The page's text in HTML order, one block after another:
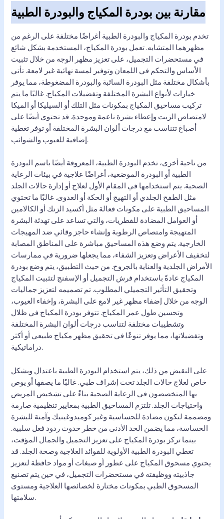
مقارنة بين بودرة المكياج والبودرة الطبية
تخدم بودرة المكياج والبودرة الطبية أغراضًا مختلفة على الرغم من
مظهرهما المتشابه. تعمل بودرة المكياج، المستخدمة بشكل شائع
في مستحضرات التجميل، على تعزيز مظهر الوجه من خلال تثبيت
الأساس والتحكم في اللمعان وتوفير لمسة نهائية غير لامعة. تأتي
بأشكال مختلفة مثل البودرة السائبة والبودرة المضغوطة، مما يوفر
خيارات لأنواع البشرة المختلفة وتفضيلات المكياج. غالبًا ما يتم
تركيب مساحيق المكياج بمكونات مثل التلك أو السيليكا أو الميكا
لامتصاص الزيت وإعطاء بشرة ناعمة وموحدة. قد تحتوي أيضًا على
أصباغ تتناسب مع درجات ألوان البشرة المختلفة أو توفر تغطية
إضافية للعيوب والشوائب.
من ناحية أخرى، تخدم البودرة الطبية، المعروفة أيضًا باسم البودرة
الطبية أو البودرة الموضعية، أغراضًا علاجية في بيئات الرعاية
الصحية. يتم استخدامها في المقام الأول لعلاج أو إدارة حالات الجلد
مثل الطفح الجلدي أو التهيج أو الحكة أو العدوى. غالبًا ما تحتوي
المساحيق الطبية على مكونات فعالة مثل أكسيد الزنك أو الكالامين
أو العوامل المضادة للفطريات، والتي تساعد على تهدئة البشرة
المتهيجة وامتصاص الرطوبة وإنشاء حاجز وقائي ضد المهيجات
الخارجية. يتم وضع هذه المساحيق مباشرة على المناطق المصابة
لتخفيف الأعراض وتعزيز الشفاء، مما يجعلها ضرورية في ممارسات
الأمراض الجلدية والعناية بالجروح. من حيث التطبيق، يتم وضع بودرة
المكياج عادةً باستخدام فرش التجميل أو الإسفنج لتثبيت المكياج
وتحقيق التأثير التجميلي المطلوب. تم تصميمه لتعزيز جماليات
الوجه من خلال إضفاء مظهر غير لامع على البشرة، وإخفاء العيوب،
وتحسين طول عمر المكياج. تتوفر بودرة المكياج في ظلال
وتشطيبات مختلفة لتناسب درجات ألوان البشرة المختلفة
وتفضيلاتها، مما يوفر تنوعًا في تحقيق مظهر مكياج طبيعي أو أكثر
دراماتيكية.
على النقيض من ذلك، يتم استخدام البودرة الطبية باعتدال وبشكل
خاص لعلاج حالات الجلد تحت إشراف طبي. غالبًا ما يصفها أو يوص
بها المتخصصون في الرعاية الصحية بناءً على تشخيص المريض
واحتياجات الجلد. تلتزم المساحيق الطبية بمعايير تنظيمية صارمة
ومصممة لتكون مضادة للحساسية وغير كوميدوغينيك وآمنة للبشرة
الحساسة، مما يضمن الحد الأدنى من خطر حدوث ردود فعل سلبية.
بينما تركز بودرة المكياج على تعزيز التجميل والجمال المؤقت،
تعطي البودرة الطبية الأولوية للفوائد العلاجية وصحة الجلد. قد
يحتوي مسحوق المكياج على عطور أو صبغات أو مواد حافظة لتعزيز
جاذبيته ووظيفته في مستحضرات التجميل، في حين يتم تصنيع
المسحوق الطبي بمكونات مختارة لخصائصها العلاجية ومستوى
سلامتها.